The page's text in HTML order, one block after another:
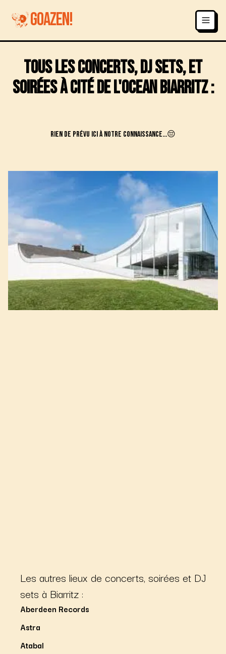
GOAZEN!
Tous les concerts, DJ sets, et
soirées àCité de l'OceanBiarritz:
Rien de prévu ici à notre connaissance...😔
Les autres lieux de concerts, soirées et DJ
sets à Biarritz :
Aberdeen Records
Astra
Atabal